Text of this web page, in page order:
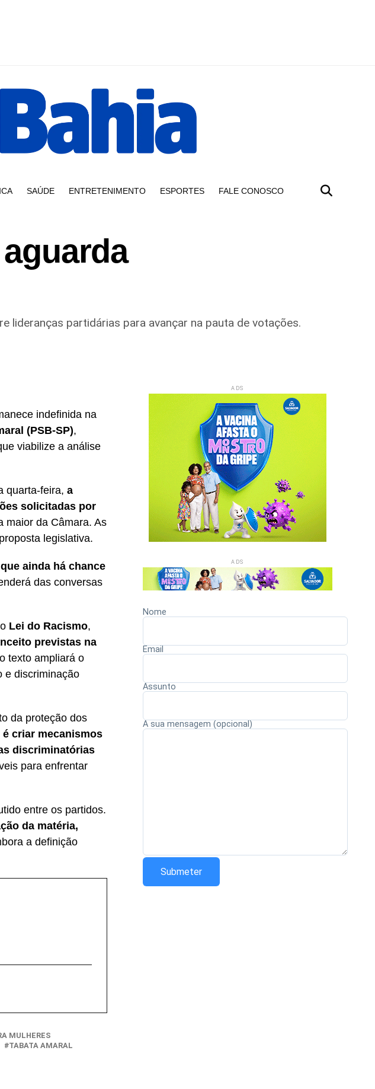
SAÚDE ENTRETENIMENTO ESPORTES FALE CONOSCO
lideranças partidárias para avançar na pauta de votações.
indefinida na
(PSB-SP),
viabilize a análise
quarta-feira, a
solicitadas por
maior da Câmara. As
legislativa.
ainda há chance
das conversas
Lei do Racismo,
previstas na
texto ampliará o
e discriminação
da proteção dos
criar mecanismos
discriminatórias
para enfrentar
entre os partidos.
da matéria,
a definição
MULHERES
TABATA AMARAL
ADS
ADS
Nome
Email
Assunto
A sua mensagem (opcional)